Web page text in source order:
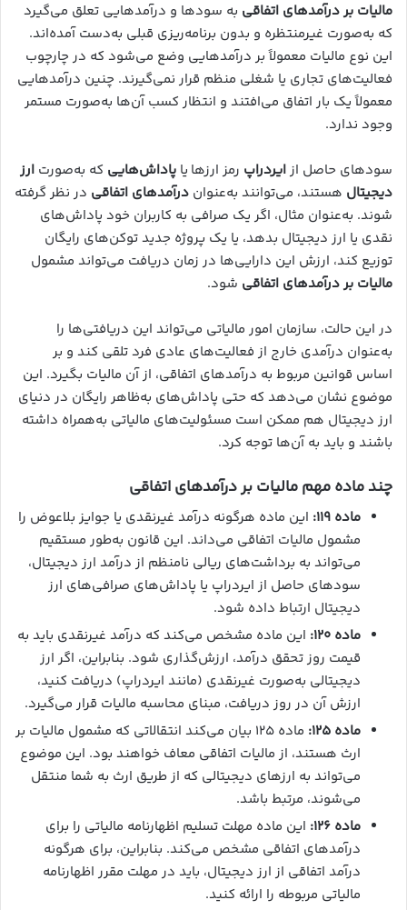
مالیات بر درآمدهای اتفاقی به سودها و درآمدهایی تعلق می‌گیرد
که به‌صورت غیرمنتظره و بدون برنامه‌ریزی قبلی به‌دست آمده‌اند.
این نوع مالیات معمولاً بر درآمدهایی وضع می‌شود که در چارچوب
فعالیت‌های تجاری یا شغلی منظم قرار نمی‌گیرند. چنین درآمدهایی
معمولاً یک بار اتفاق می‌افتند و انتظار کسب آن‌ها به‌صورت مستمر
وجود ندارد.
سودهای حاصل ازایردراپ رمز ارزها یا پاداش‌هایی که به‌صورت ارز
دیجیتال هستند، می‌توانند به‌عنوان درآمدهای اتفاقی در نظر گرفته
شوند. به‌عنوان مثال، اگر یک صرافی به کاربران خود پاداش‌های
نقدی یا ارز دیجیتال بدهد، یا یک پروژه جدید توکن‌های رایگان
توزیع کند، ارزش این دارایی‌ها در زمان دریافت می‌تواند مشمول
مالیات بر درآمدهای اتفاقی شود.
در این حالت، سازمان امور مالیاتی می‌تواند این دریافتی‌ها را
به‌عنوان درآمدی خارج از فعالیت‌های عادی فرد تلقی کند و بر
اساس قوانین مربوط به درآمدهای اتفاقی، از آن مالیات بگیرد. این
موضوع نشان می‌دهد که حتی پاداش‌های به‌ظاهر رایگان در دنیای
ارز دیجیتال هم ممکن است مسئولیت‌های مالیاتی به‌همراه داشته
باشند و باید به آن‌ها توجه کرد.
چند ماده مهم مالیات بر درآمدهای اتفاقی
ماده ۱۱۹ : این ماده هرگونه درآمد غیرنقدی یا جوایز بلاعوض را
مشمول مالیات اتفاقی می‌داند. این قانون به‌طور مستقیم
می‌تواند به برداشت‌های ریالی نامنظم از درآمد ارز دیجیتال،
سودهای حاصل از ایردراپ یا پاداش‌های صرافی‌های ارز
دیجیتال ارتباط داده شود.
ماده ۱۲۰
: این ماده مشخص می‌کند که درآمد غیرنقدی باید به
قیمت روز تحقق درآمد، ارزش‌گذاری شود. بنابراین، اگر ارز
دیجیتالی به‌صورت غیرنقدی (مانند ایردراپ) دریافت کنید،
ارزش آن در روز دریافت، مبنای محاسبه مالیات قرار می‌گیرد.
ماده ۱۲۵
:
ماده ۱۲۵ بیان می‌کند انتقالاتی که مشمول مالیات بر
ارث هستند، از مالیات اتفاقی معاف خواهند بود. این موضوع
می‌تواند به ارزهای دیجیتالی که از طریق ارث به شما منتقل
می‌شوند، مرتبط باشد.
ماده ۱۲۶
: این ماده مهلت تسلیم اظهارنامه مالیاتی را برای
درآمدهای اتفاقی مشخص می‌کند. بنابراین، برای هرگونه
درآمد اتفاقی از ارز دیجیتال، باید در مهلت مقرر اظهارنامه
مالیاتی مربوطه را ارائه کنید.